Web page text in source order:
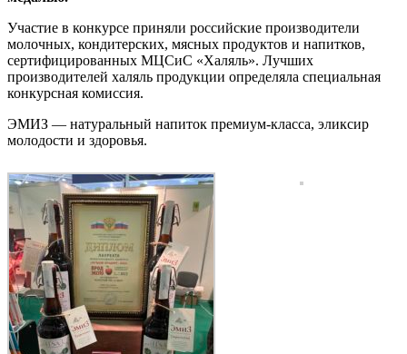
Участие в конкурсе приняли российские производители
молочных, кондитерских, мясных продуктов и напитков,
сертифицированных МЦСиС «Халяль». Лучших
производителей халяль продукции определяла специальная
конкурсная комиссия.
ЭМИЗ — натуральный напиток премиум-класса, эликсир
молодости и здоровья.